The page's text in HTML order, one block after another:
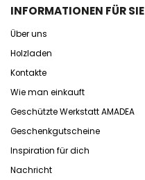
INFORMATIONEN FÜR SIE
Über uns
Holzladen
Kontakte
Wie man einkauft
Geschützte Werkstatt AMADEA
Geschenkgutscheine
Inspiration für dich
Nachricht